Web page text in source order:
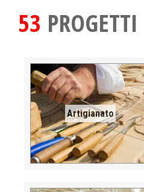
53
Artigianato